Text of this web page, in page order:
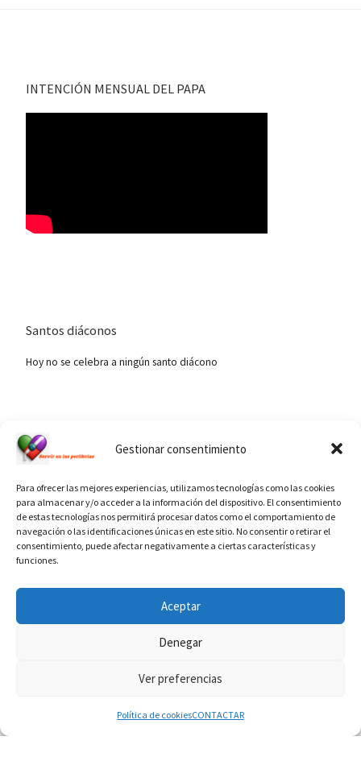
Gestionar consentimiento
Para ofrecer las mejores experiencias, utilizamos tecnologías como las cookies
para almacenar y/o acceder a la información del dispositivo. El consentimiento
de estas tecnologías nos permitirá procesar datos como el comportamiento de
navegación o las identificaciones únicas en este sitio. No consentir o retirar el
consentimiento, puede afectar negativamente a ciertas características y
funciones.
Aceptar
Denegar
Ver preferencias
Política de cookiesCONTACTAR
INTENCIÓN MENSUAL DEL PAPA
Santos diáconos
Hoy no se celebra a ningún santo diácono
Diaconado permanente– Todos los derechos reservados
WP